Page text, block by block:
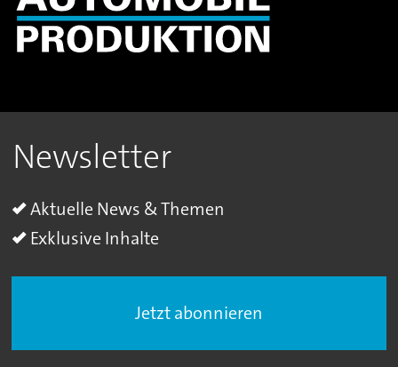
Newsletter
Aktuelle News & Themen
Exklusive Inhalte
Jetzt abonnieren